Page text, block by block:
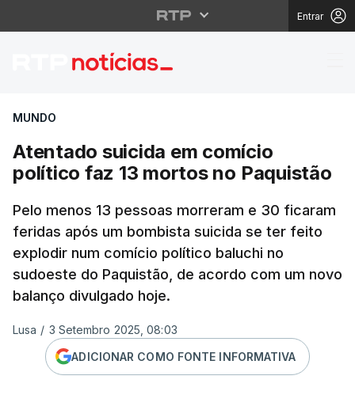
Entrar
Atentado suicida em
MUNDO
Atentado suicida em comício
político faz 13 mortos no Paquistão
Pelo menos 13 pessoas morreram e 30 ficaram
feridas após um bombista suicida se ter feito
explodir num comício político baluchi no
sudoeste do Paquistão, de acordo com um novo
balanço divulgado hoje.
Lusa / 3 Setembro 2025, 08:03
ADICIONAR COMO FONTE INFORMATIVA